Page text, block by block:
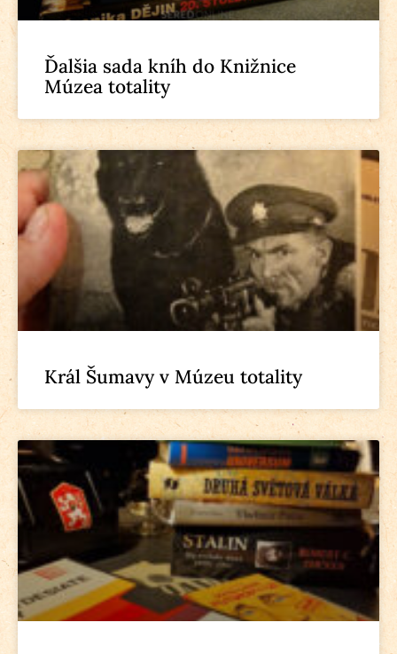
Ďalšia sada kníh do Knižnice
Múzea totality
Král Šumavy v Múzeu totality